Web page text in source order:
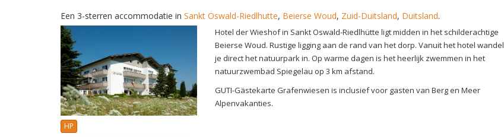
Een 3-sterren accommodatie in Sankt Oswald-Riedlhutte, Beierse Woud, Zuid-Duitsland, Duitsland.
HP
Hotel der Wieshof in Sankt Oswald-Riedlhütte ligt midden in het schilderachtige
Beierse Woud. Rustige ligging aan de rand van het dorp. Vanuit het hotel wandel
je direct het natuurpark in. Op warme dagen is het heerlijk zwemmen in het
natuurzwembad Spiegelau op 3 km afstand.
GUTI-Gästekarte Grafenwiesen is inclusief voor gasten van Berg en Meer
Alpenvakanties.